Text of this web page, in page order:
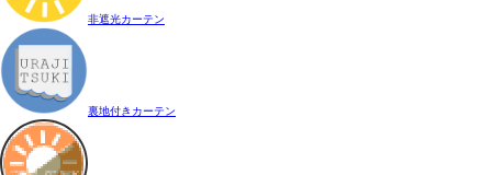
非遮光カーテン
裏地付きカーテン